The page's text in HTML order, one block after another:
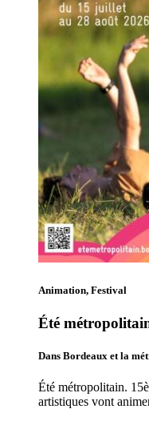
Animation, Festival
Été
Dans Bordeaux et la
Été métropolitain.
artistiques vont